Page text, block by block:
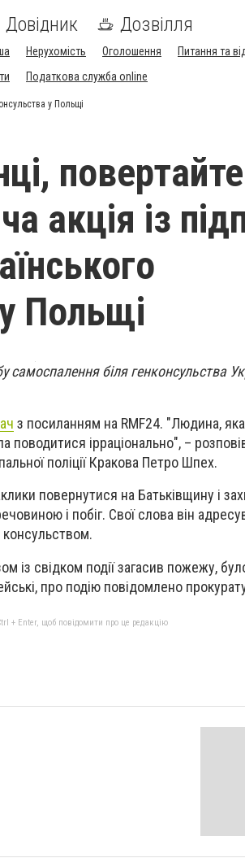
Довідник Дозвілля
Нерухомість Оголошення Питання та
Податкова служба online
у Польщі
акція із
Польщі
самоспалення біля генконсульства
з посиланням на RMF24. "Людина,
поводитися ірраціонально", –
поліції Кракова Петро Шпех.
повернутися на Батьківщину і
і побіг. Свої слова він
консульством.
із свідком події загасив пожежу,
про подію повідомлено
+ Enter, щоб повідомити про це редакцію